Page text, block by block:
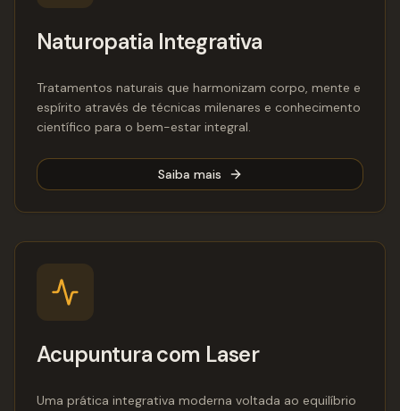
Naturopatia Integrativa
Tratamentos naturais que harmonizam corpo, mente e
espírito através de técnicas milenares e conhecimento
científico para o bem-estar integral.
Saiba mais
Acupuntura com Laser
Uma prática integrativa moderna voltada ao equilíbrio